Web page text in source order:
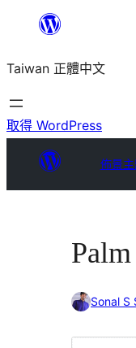
主
要
內
Taiwan 正體中文
取得 WordPress
佈景
Sonal S